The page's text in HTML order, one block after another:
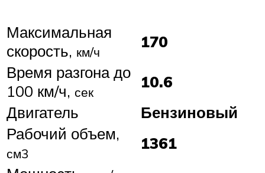
Максимальная
скорость, км/ч
170
Время разгона до
100 км/ч, сек
10.6
Двигатель
Бензиновый
Рабочий объем,
см3
1361